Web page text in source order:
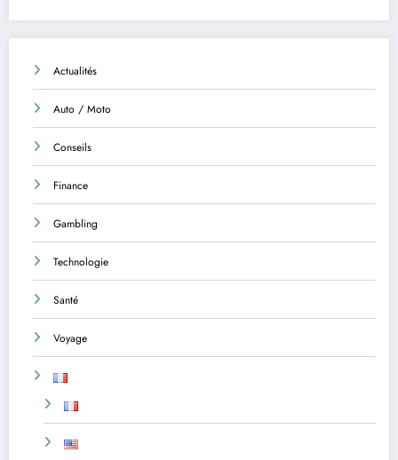
Actualités
Auto / Moto
Conseils
Finance
Gambling
Technologie
Santé
Voyage